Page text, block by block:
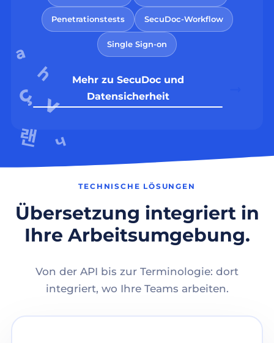
Penetrationstests SecuDoc-Workflow
Single Sign-on
Mehr zu SecuDoc und
Datensicherheit
TECHNISCHE LÖSUNGEN
Übersetzung integriert in
Ihre Arbeitsumgebung.
Von der API bis zur Terminologie: dort
integriert, wo Ihre Teams arbeiten.